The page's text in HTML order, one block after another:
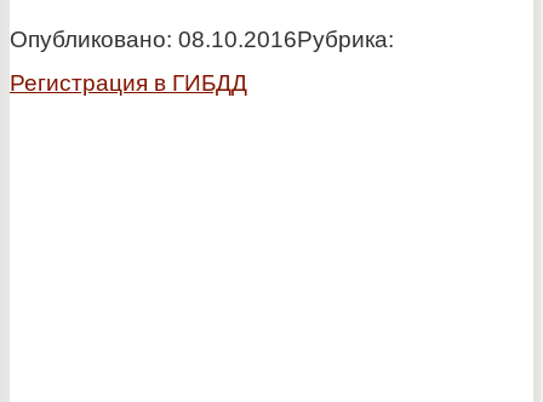
Опубликовано: 08.10.2016Рубрика:
Регистрация в ГИБДД